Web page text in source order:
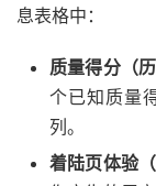
息表格中：
质量得分（历
个已知质量
列。
着陆页体验（